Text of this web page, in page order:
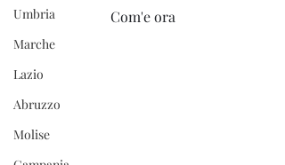
Umbria
Marche
Lazio
Abruzzo
Molise
Com'e ora